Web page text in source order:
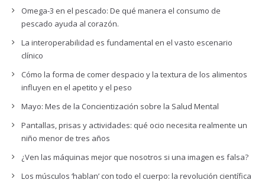
Omega-3 en el pescado: De qué manera el consumo de
pescado ayuda al corazón.
La interoperabilidad es fundamental en el vasto escenario
clínico
Cómo la forma de comer despacio y la textura de los alimentos
influyen en el apetito y el peso
Mayo: Mes de la Concientización sobre la Salud Mental
Pantallas, prisas y actividades: qué ocio necesita realmente un
niño menor de tres años
¿Ven las máquinas mejor que nosotros si una imagen es falsa?
Los músculos ‘hablan’ con todo el cuerpo: la revolución científica